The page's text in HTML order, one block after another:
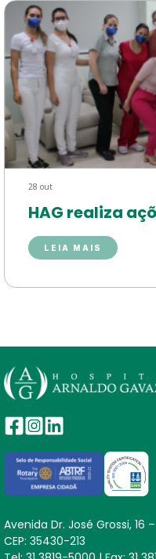
28 out
HAG realiza
LEIA MAIS
Avenida Dr. José Grossi, 16
CEP: 35430-213